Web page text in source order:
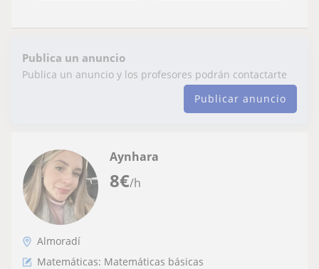
Publica un anuncio
Publica un anuncio y los profesores podrán contactarte
Publicar anuncio
8€/h
Aynhara
Almoradí
Matemáticas: Matemáticas básicas